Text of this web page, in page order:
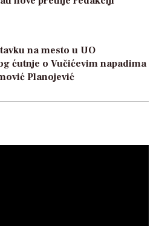
na mesto u UO
ćutnje o Vučićevim napadima
Planojević